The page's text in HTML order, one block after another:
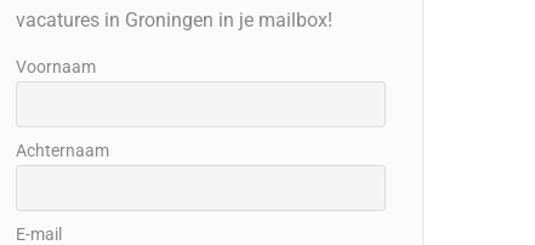
vacatures in Groningen in je mailbox!
Voornaam
Achternaam
E-mail